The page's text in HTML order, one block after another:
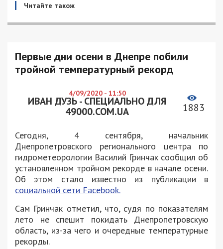
Читайте також
Первые дни осени в Днепре побили
тройной температурный рекорд
4/09/2020 - 11:50
ИВАН ДУЗЬ - СПЕЦИАЛЬНО ДЛЯ
49000.COM.UA
1883
Сегодня, 4 сентября, начальник
Днепропетровского регионального центра по
гидрометеорологии Василий Гринчак сообщил об
установленном тройном рекорде в начале осени.
Об этом стало известно из публикации в
социальной сети Facebook.
Сам Гринчак отметил, что, судя по показателям
лето не спешит покидать Днепропетровскую
область, из-за чего и очередные температурные
рекорды.